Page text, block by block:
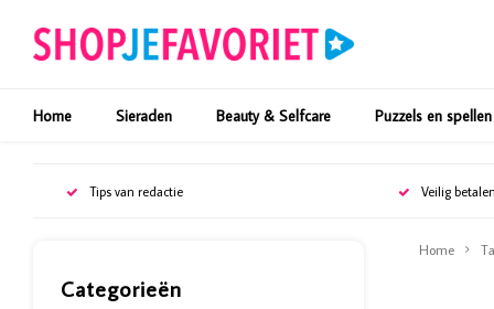
Home Sieraden Beauty & Selfcare Puzzels en spellen
Tips van redactie Veilig
Categorieën
Home